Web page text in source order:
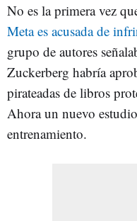
No es la primera vez
Meta es acusada de
grupo de autores
Zuckerberg habría
pirateadas de libros
Ahora un nuevo
entrenamiento.